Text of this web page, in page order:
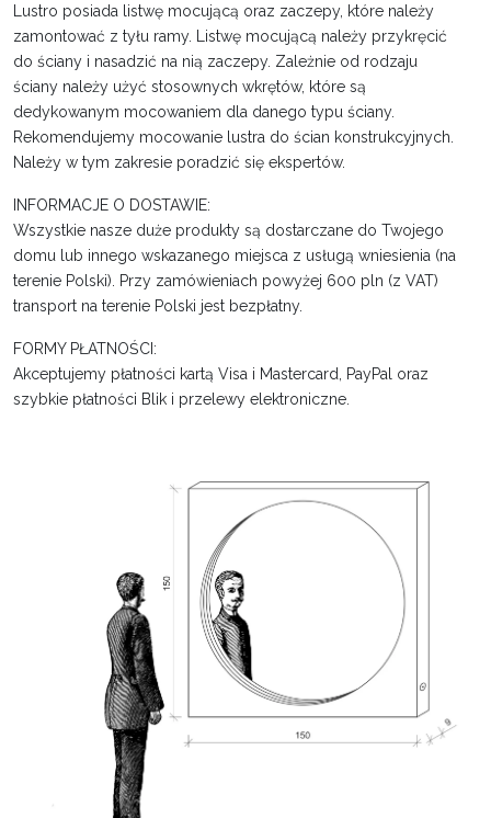
Lustro posiada listwę mocującą oraz zaczepy, które należy
zamontować z tyłu ramy. Listwę mocującą należy przykręcić
do ściany i nasadzić na nią zaczepy. Zależnie od rodzaju
ściany należy użyć stosownych wkrętów, które są
dedykowanym mocowaniem dla danego typu ściany.
Rekomendujemy mocowanie lustra do ścian konstrukcyjnych.
Należy w tym zakresie poradzić się ekspertów.
INFORMACJE O DOSTAWIE:
Wszystkie nasze duże produkty są dostarczane do Twojego
domu lub innego wskazanego miejsca z usługą wniesienia (na
terenie Polski). Przy zamówieniach powyżej 600 pln (z VAT)
transport na terenie Polski jest bezpłatny.
FORMY PŁATNOŚCI:
Akceptujemy płatności kartą Visa i Mastercard, PayPal oraz
szybkie płatności Blik i przelewy elektroniczne.